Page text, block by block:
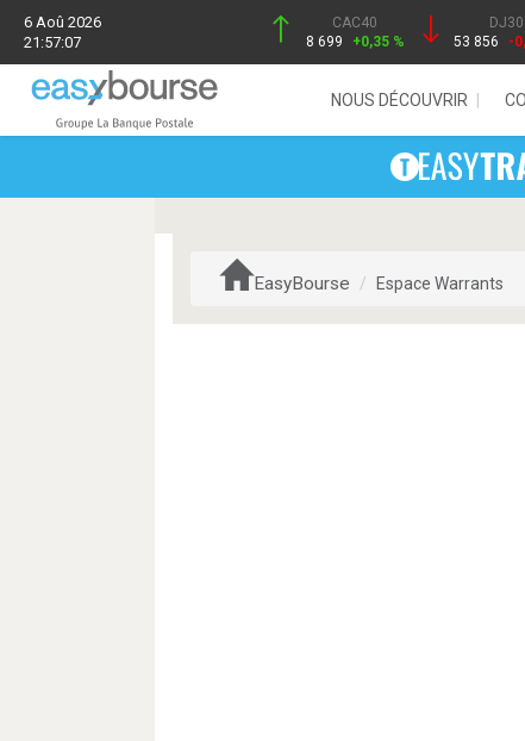
6 Aoû 2026
21:57:07
CAC40
8 699
+0,35 %
DJ30
53 856
-
NOUS DÉCOUVRIR
EasyBourse Espace Warrants